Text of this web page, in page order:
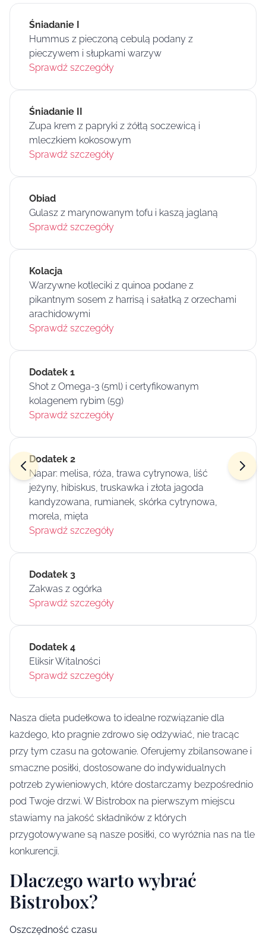
Śniadanie I
Hummus z pieczoną cebulą podany z
pieczywem i słupkami warzyw
Sprawdź szczegóły
Śniadanie II
Zupa krem z papryki z żółtą soczewicą i
mleczkiem kokosowym
Sprawdź szczegóły
Obiad
Gulasz z marynowanym tofu i kaszą jaglaną
Sprawdź szczegóły
Kolacja
Warzywne kotleciki z quinoa podane z
pikantnym sosem z harrisą i sałatką z orzechami
arachidowymi
Sprawdź szczegóły
Dodatek 1
Shot z Omega-3 (5ml) i certyfikowanym
kolagenem rybim (5g)
Sprawdź szczegóły
Dodatek 2
Napar: melisa, róża, trawa cytrynowa, liść
jeżyny, hibiskus, truskawka i złota jagoda
kandyzowana, rumianek, skórka cytrynowa,
morela, mięta
Sprawdź szczegóły
Dodatek 3
Zakwas z ogórka
Sprawdź szczegóły
Dodatek 4
Eliksir Witalności
Sprawdź szczegóły
Nasza dieta pudełkowa to idealne rozwiązanie dla
każdego, kto pragnie zdrowo się odżywiać, nie tracąc
przy tym czasu na gotowanie. Oferujemy zbilansowane i
smaczne posiłki, dostosowane do indywidualnych
potrzeb żywieniowych, które dostarczamy bezpośrednio
pod Twoje drzwi. W Bistrobox na pierwszym miejscu
stawiamy na jakość składników z których
przygotowywane są nasze posiłki, co wyróżnia nas na tle
konkurencji.
Dlaczego warto wybrać
Bistrobox?
Oszczędność czasu